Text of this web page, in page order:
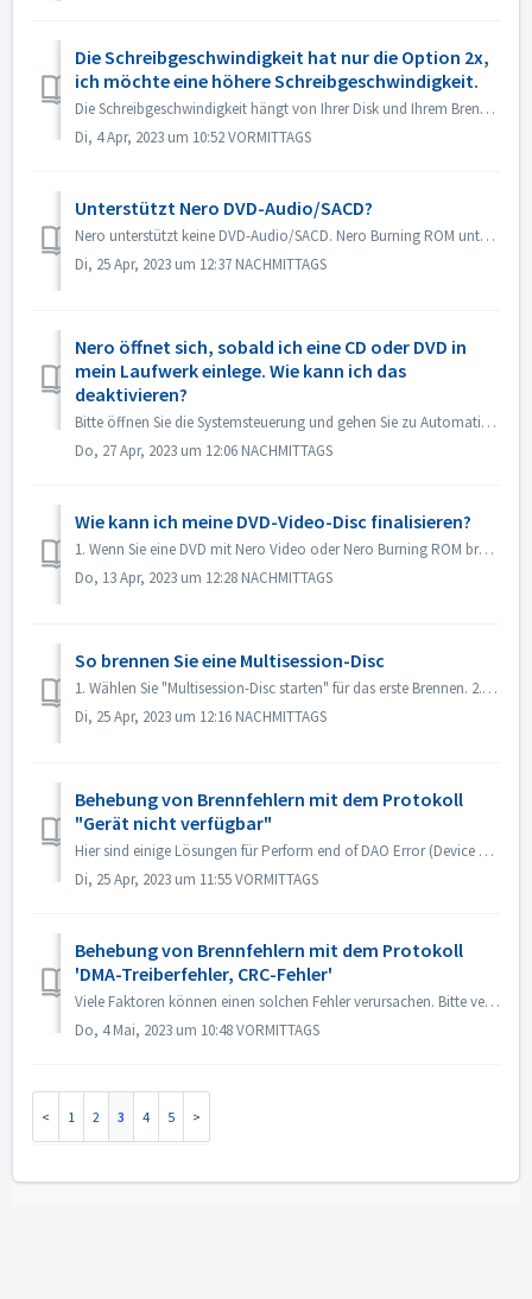
Die Schreibgeschwindigkeit hat nur die Option 2x,
ich möchte eine höhere Schreibgeschwindigkeit.
Die Schreibgeschwindigkeit hängt von Ihrer Disk und Ihrem Brenner ab. Nero Burning ROM erkennt automatisch den Brenner und die Disk und listet die verfügbar...
Di, 4 Apr, 2023 um 10:52 VORMITTAGS
Unterstützt Nero DVD-Audio/SACD?
Nero unterstützt keine DVD-Audio/SACD. Nero Burning ROM unterstützt nur das Brennen von Audio-CDs mit 44100 hz.
Di, 25 Apr, 2023 um 12:37 NACHMITTAGS
Nero öffnet sich, sobald ich eine CD oder DVD in
mein Laufwerk einlege. Wie kann ich das
deaktivieren?
Bitte öffnen Sie die Systemsteuerung und gehen Sie zu Automatische Wiedergabe. Suchen Sie die Einstellung der einzelnen DVDs oder CDs. Setzen Sie diese auf ...
Do, 27 Apr, 2023 um 12:06 NACHMITTAGS
Wie kann ich meine DVD-Video-Disc finalisieren?
1. Wenn Sie eine DVD mit Nero Video oder Nero Burning ROM brennen, wird die Disk automatisch finalisiert und kann auf den meisten Playern wiedergegeben werd...
Do, 13 Apr, 2023 um 12:28 NACHMITTAGS
So brennen Sie eine Multisession-Disc
1. Wählen Sie "Multisession-Disc starten" für das erste Brennen. 2. Legen Sie die gebrannte Disc erneut ein. Wählen Sie "Multisession-D...
Di, 25 Apr, 2023 um 12:16 NACHMITTAGS
Behebung von Brennfehlern mit dem Protokoll
"Gerät nicht verfügbar"
Hier sind einige Lösungen für Perform end of DAO Error (Device not available). Upgrade oder Rollback der Treiber-Firmware Meistens tritt dieses Problem au...
Di, 25 Apr, 2023 um 11:55 VORMITTAGS
Behebung von Brennfehlern mit dem Protokoll
'DMA-Treiberfehler, CRC-Fehler'
Viele Faktoren können einen solchen Fehler verursachen. Bitte versuchen Sie die folgenden Methoden: 1. Tauschen Sie die Datenkabel am Brenner aus; 2. Wenn ...
Do, 4 Mai, 2023 um 10:48 VORMITTAGS
1 2 3 4 5